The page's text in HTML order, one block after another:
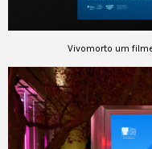
Vivomorto um